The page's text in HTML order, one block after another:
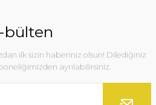
bülten
ilk sizin haberiniz olsun! Dilediğiniz
ayrılabilirsiniz.